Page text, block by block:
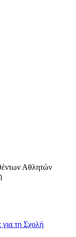
Αθλητών
για τη Σχολή